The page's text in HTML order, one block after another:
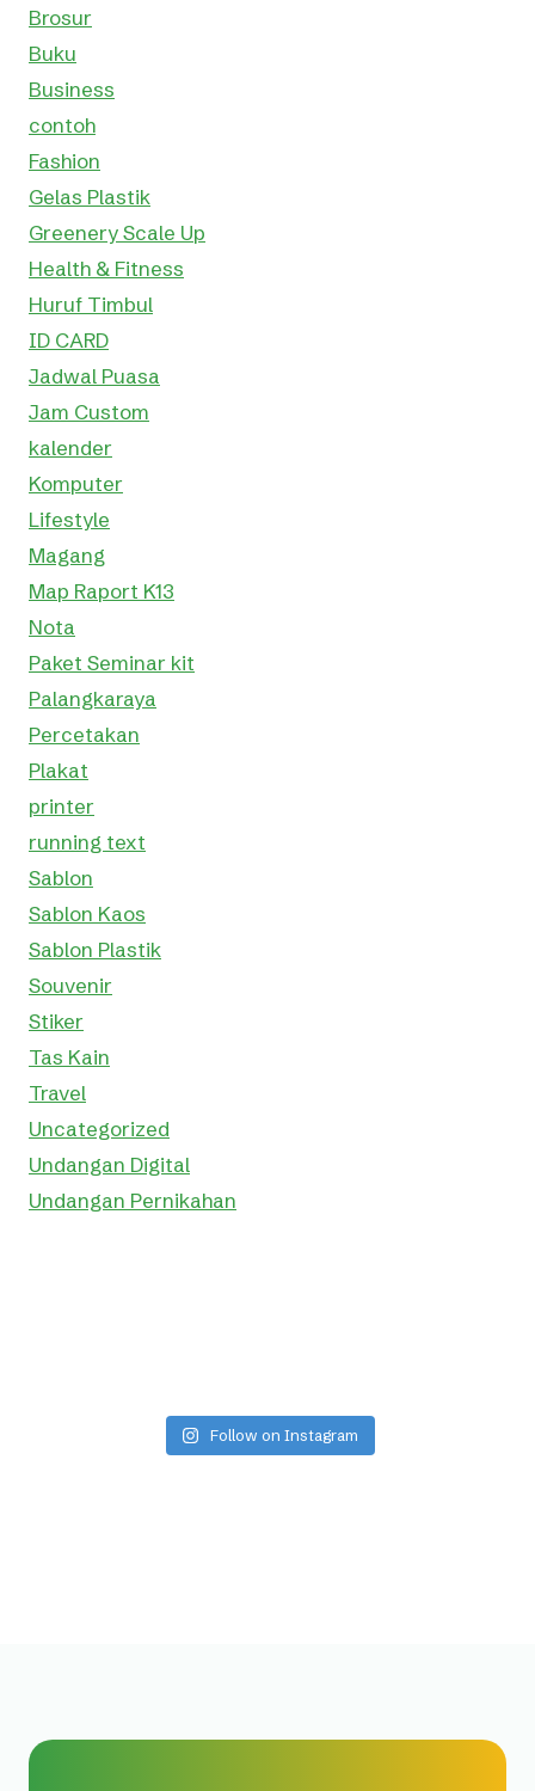
Brosur
Buku
Business
contoh
Fashion
Gelas Plastik
Greenery Scale Up
Health & Fitness
Huruf Timbul
ID CARD
Jadwal Puasa
Jam Custom
kalender
Komputer
Lifestyle
Magang
Map Raport K13
Nota
Paket Seminar kit
Palangkaraya
Percetakan
Plakat
printer
running text
Sablon
Sablon Kaos
Sablon Plastik
Souvenir
Stiker
Tas Kain
Travel
Uncategorized
Undangan Digital
Undangan Pernikahan
Follow on Instagram